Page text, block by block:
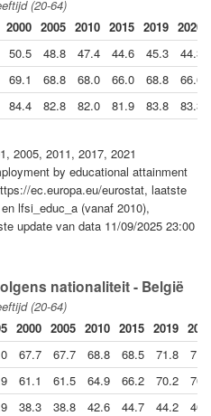
(20-64)
2000 2005 2010 2015 2019 2020
50.5 48.8 47.4 44.6 45.3
44.3
69.1 68.8 68.0 66.0 68.8
66.6
84.4 82.8 82.0 81.9 83.8
83.3
2005, 2011, 2017, 2021
by educational attainment
ec.europa.eu/eurostat, laatste
lfsi_educ_a (vanaf 2010),
update van data 11/09/2025 23:00
nationaliteit - België
(20-64)
2000 2005 2010 2015 2019
67.7 67.7 68.8 68.5 71.8
61.1 61.5 64.9 66.2 70.2
38.3 38.8 42.6 44.7 44.2